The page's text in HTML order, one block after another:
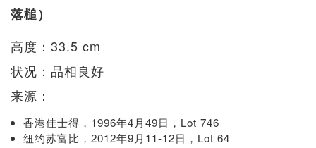
落槌）
高度：33.5 cm
状况：品相良好
来源：
香港佳士得，1996年4月49日，Lot 746
纽约苏富比，2012年9月11-12日，Lot 64